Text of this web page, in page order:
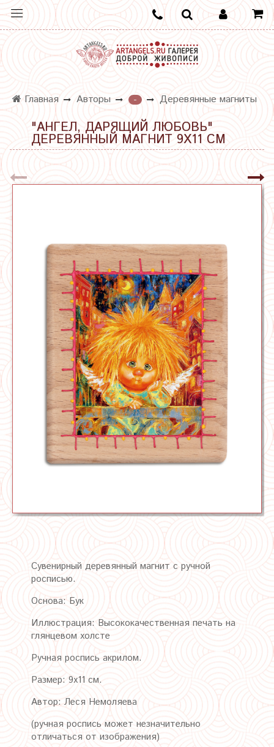
Главная Авторы - Деревянные магниты
"АНГЕЛ, ДАРЯЩИЙ ЛЮБОВЬ"
ДЕРЕВЯННЫЙ МАГНИТ 9Х11 СМ
Сувенирный деревянный магнит с ручной
росписью.
Основа: Бук
Иллюстрация: Высококачественная печать на
глянцевом холсте
Ручная роспись акрилом.
Размер: 9х11 см.
Автор: Леся Немоляева
(ручная роспись может незначительно
отличаться от изображения)